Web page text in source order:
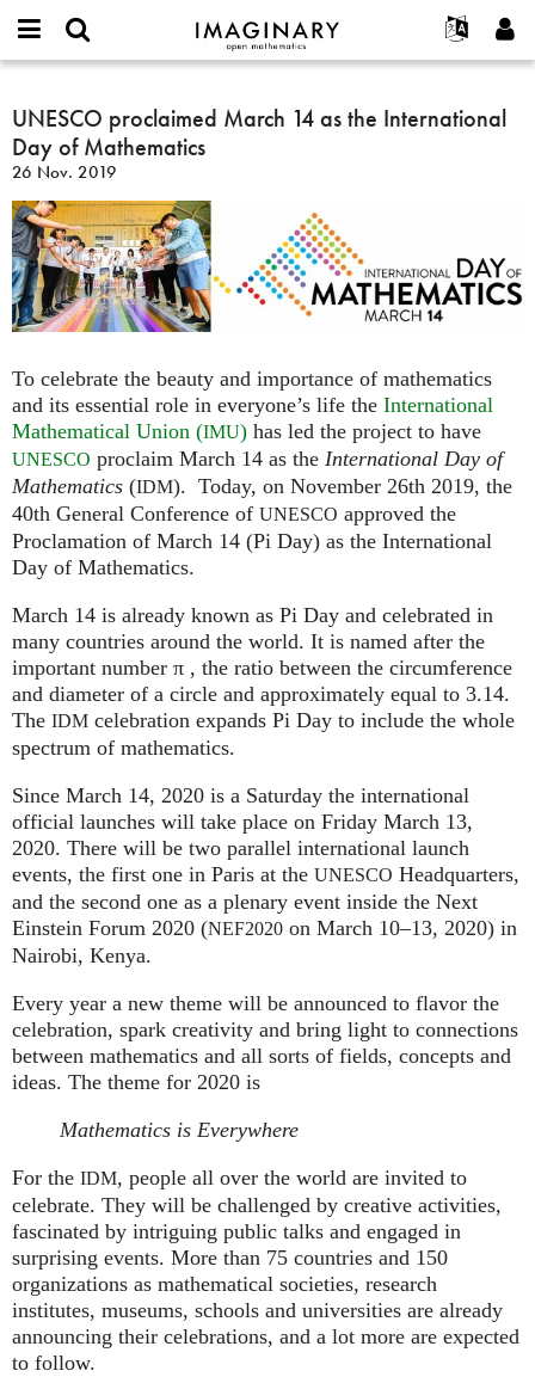
IMAGINARY
open
Français
Español
Türkçe
Programme
Filme
Texte
Ausstellungen
Projekte
or
username
*
Passwort
*
Neues Benutzerkonto erstellen
Neues Passwort anfordern
Suche
UNESCO
proclaimed
March
14
as
the
International
Day
of
Mathematics
UNESCO proclaimed March 14 as the International
Day of Mathematics
26 Nov. 2019
To celebrate the beauty and importance of mathematics
and its essential role in everyone’s life the International
Mathematical Union (IMU) has led the project to have
UNESCO proclaim March 14 as the International Day of
Mathematics (IDM). Today, on November 26th 2019, the
40th General Conference of UNESCO approved the
Proclamation of March 14 (Pi Day) as the International
Day of Mathematics.
March 14 is already known as Pi Day and celebrated in
many countries around the world. It is named after the
important number π , the ratio between the circumference
and diameter of a circle and approximately equal to 3.14.
The IDM celebration expands Pi Day to include the whole
spectrum of mathematics.
Since March 14, 2020 is a Saturday the international
official launches will take place on Friday March 13,
2020. There will be two parallel international launch
events, the first one in Paris at the UNESCO Headquarters,
and the second one as a plenary event inside the Next
Einstein Forum 2020 (NEF2020 on March 10–13, 2020) in
Nairobi, Kenya.
Every year a new theme will be announced to flavor the
celebration, spark creativity and bring light to connections
between mathematics and all sorts of fields, concepts and
ideas. The theme for 2020 is
Mathematics is Everywhere
For the IDM, people all over the world are invited to
celebrate. They will be challenged by creative activities,
fascinated by intriguing public talks and engaged in
surprising events. More than 75 countries and 150
organizations as mathematical societies, research
institutes, museums, schools and universities are already
announcing their celebrations, and a lot more are expected
to follow.